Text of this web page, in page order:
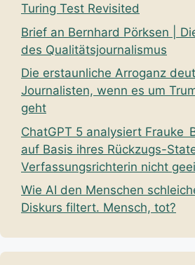
Turing Test Revisited
Brief an Bernhard Pörksen |
des Qualitätsjournalismus
Die erstaunliche Arroganz
Journalisten, wenn es um
geht
ChatGPT 5 analysiert Frauke
auf Basis ihres Rückzugs-
Verfassungsrichterin nicht
Wie AI den Menschen
Diskurs filtert. Mensch, tot?